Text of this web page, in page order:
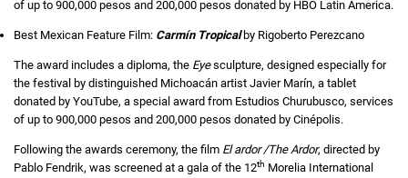
of up to 900,000 pesos and 200,000 pesos donated by HBO Latin America.
Best Mexican Feature Film: Carmín Tropicalby Rigoberto Perezcano
The award includes a diploma, the Eyesculpture, designed especially for
the festival by distinguished Michoacán artist Javier Marín, a tablet
donated by YouTube, a special award from Estudios Churubusco, services
of up to 900,000 pesos and 200,000 pesos donated by Cinépolis.
Following the awards ceremony, the film El ardor /The Ardor, directed by
Pablo Fendrik, was screened at a gala of the 12th Morelia International